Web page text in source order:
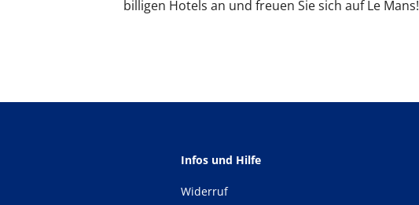
billigen Hotels an und freuen Sie sich auf Le Mans!
Infos und Hilfe
Widerruf